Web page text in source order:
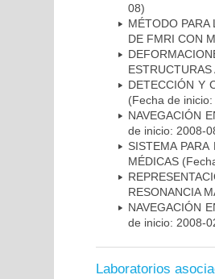
08)
MÉTODO PARA
DE FMRI CON
DETECCIÓN Y
(Fecha de
NAVEGACIÓN
de inicio: 2008-
SISTEMA
MÉDICAS
RESONANCIA
NAVEGACIÓN
de inicio: 2008-
Laboratorios